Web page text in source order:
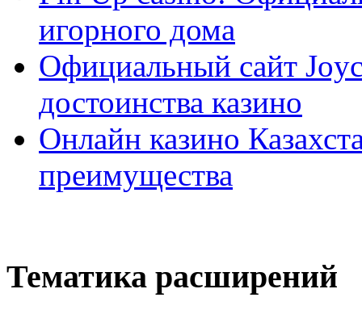
игорного дома
Официальный сайт
достоинства казино
Онлайн казино
преимущества
Тематика расширений